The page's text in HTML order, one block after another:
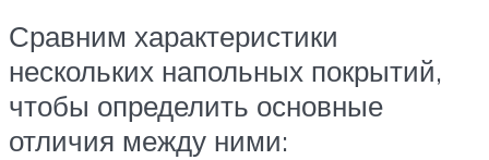
Сравним характеристики
нескольких напольных покрытий,
чтобы определить основные
отличия между ними: